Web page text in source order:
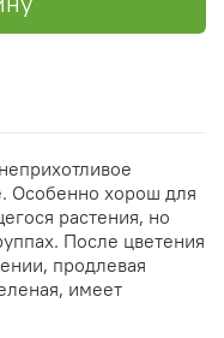
Особенно хорош для
растения, но
После цветения
продлевая
имеет